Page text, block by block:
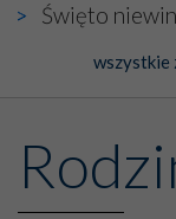
Święto
wszystkie